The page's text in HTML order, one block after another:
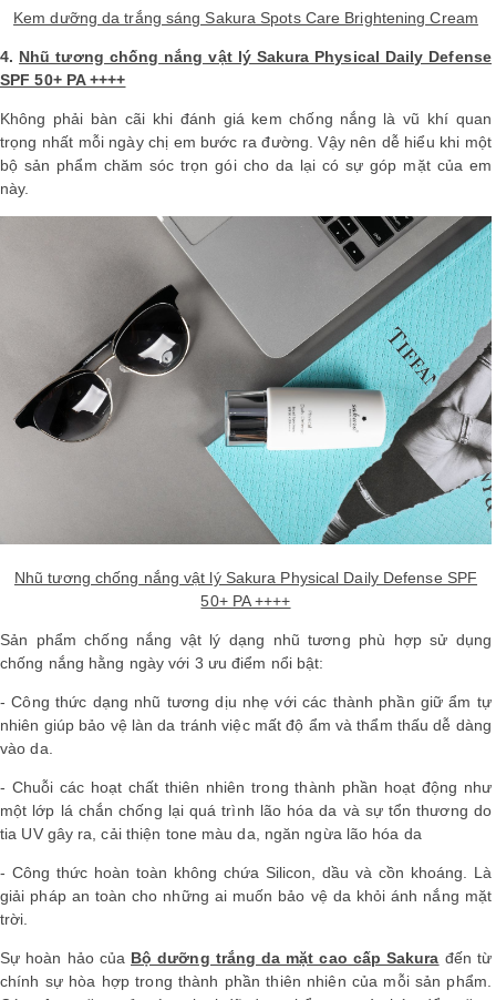
Kem dưỡng da trắng sáng Sakura Spots Care Brightening Cream
4. Nhũ tương chống nắng vật lý Sakura Physical Daily Defense
SPF 50+ PA ++++
Không phải bàn cãi khi đánh giá kem chống nắng là vũ khí quan
trọng nhất mỗi ngày chị em bước ra đường. Vậy nên dễ hiểu khi một
bộ sản phẩm chăm sóc trọn gói cho da lại có sự góp mặt của em
này.
Nhũ tương chống nắng vật lý Sakura Physical Daily Defense SPF
50+ PA ++++
Sản phẩm chống nắng vật lý dạng nhũ tương phù hợp sử dụng
chống nắng hằng ngày với 3 ưu điểm nổi bật:
- Công thức dạng nhũ tương dịu nhẹ với các thành phần giữ ẩm tự
nhiên giúp bảo vệ làn da tránh việc mất độ ẩm và thẩm thấu dễ dàng
vào da.
- Chuỗi các hoạt chất thiên nhiên trong thành phần hoạt động như
một lớp lá chắn chống lại quá trình lão hóa da và sự tổn thương do
tia UV gây ra, cải thiện tone màu da, ngăn ngừa lão hóa da
- Công thức hoàn toàn không chứa Silicon, dầu và cồn khoáng. Là
giải pháp an toàn cho những ai muốn bảo vệ da khỏi ánh nắng mặt
trời.
Sự hoàn hảo của Bộ dưỡng trắng da mặt cao cấp Sakura đến từ
chính sự hòa hợp trong thành phần thiên nhiên của mỗi sản phẩm.